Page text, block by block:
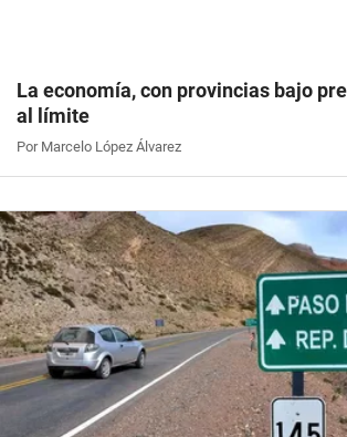
La economía, con provincias bajo
al límite
Por Marcelo López Álvarez